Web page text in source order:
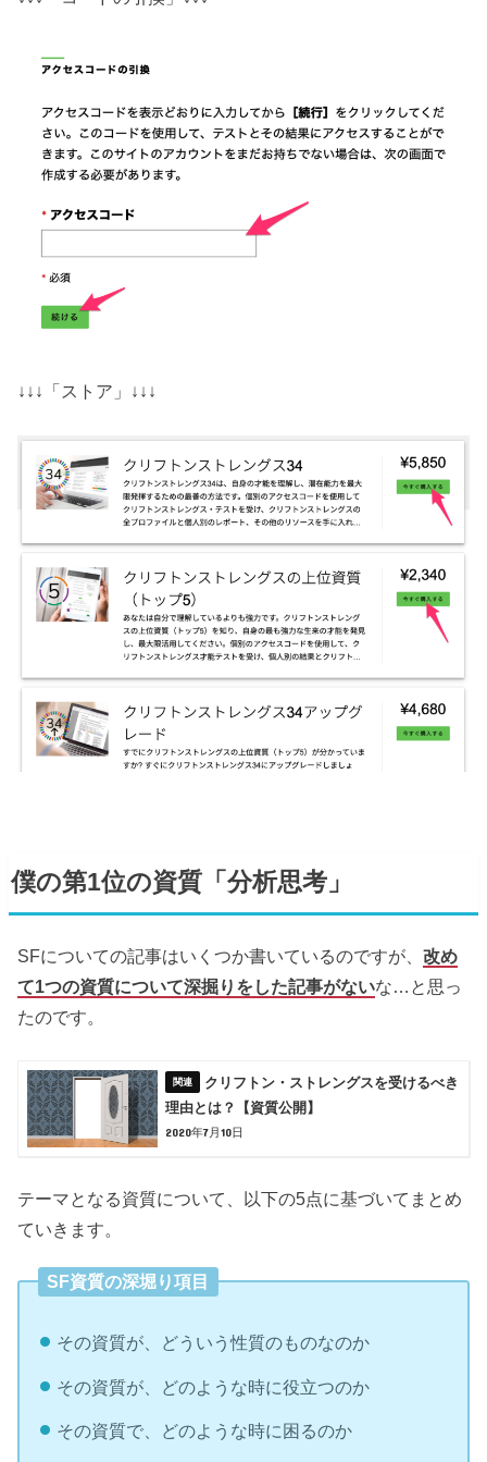
↓↓↓「ストア」↓↓↓
僕の第1位の資質「分析思考」
SFについての記事はいくつか書いているのですが、改め
て1つの資質について深掘りをした記事がないな…と思っ
たのです。
クリフトン・ストレングスを受けるべき
理由とは？【資質公開】
2020年7月10日
テーマとなる資質について、以下の5点に基づいてまとめ
ていきます。
SF資質の深堀り項目
その資質が、どういう性質のものなのか
その資質が、どのような時に役立つのか
その資質で、どのような時に困るのか